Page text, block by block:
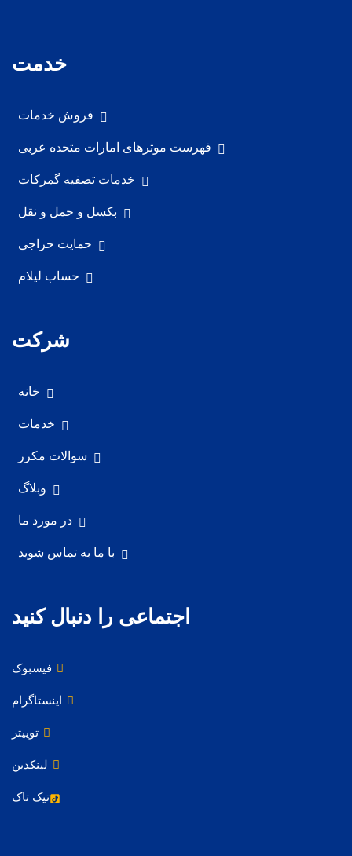
خدمت
فروش خدمات
فهرست موترهای امارات متحده عربی
خدمات تصفیه گمرکات
بکسل و حمل و نقل
حمایت حراجی
حساب لیلام
شرکت
خانه
خدمات
سوالات مکرر
وبلاگ
در مورد ما
با ما به تماس شوید
اجتماعی را دنبال کنید
فیسبوک
اینستاگرام
توییتر
لینکدین
تیک تاک